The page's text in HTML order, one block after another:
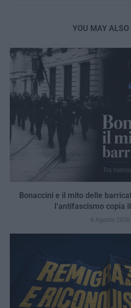
YOU MAY ALSO
Bonaccini e il mito delle
l’antifascismo copia
6 Agosto 2026